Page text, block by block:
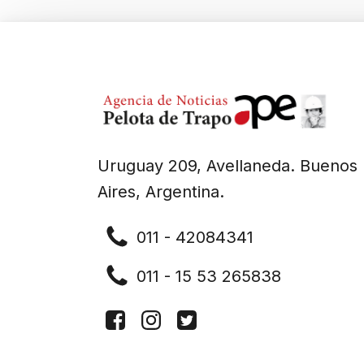
Uruguay 209, Avellaneda. Buenos
Aires, Argentina.
011 - 42084341
011 - 15 53 265838